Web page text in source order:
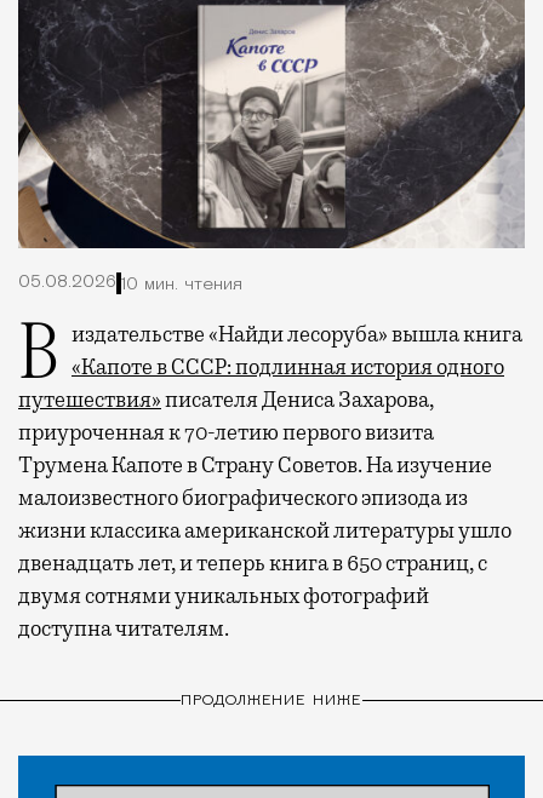
05.08.2026 10 мин. чтения
В издательстве «Найди лесоруба» вышла книга
«Капоте в СССР: подлинная история одного
путешествия»писателя Дениса Захарова,
приуроченная к 70-летию первого визита
Трумена Капоте в Страну Советов. На изучение
малоизвестного биографического эпизода из
жизни классика американской литературы ушло
двенадцать лет, и теперь книга в 650 страниц, с
двумя сотнями уникальных фотографий
доступна читателям.
ПРОДОЛЖЕНИЕ НИЖЕ